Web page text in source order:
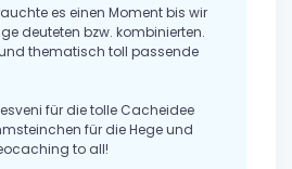
es einen Moment bis wir
deuteten bzw. kombinierten.
thematisch toll passende
für die tolle Cacheidee
für die Hege und
to all!